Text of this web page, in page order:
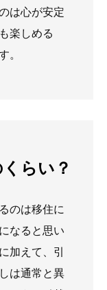
は心が安定
楽しめる
。
らい？
のは移住に
なると思い
加えて、引
は通常と異